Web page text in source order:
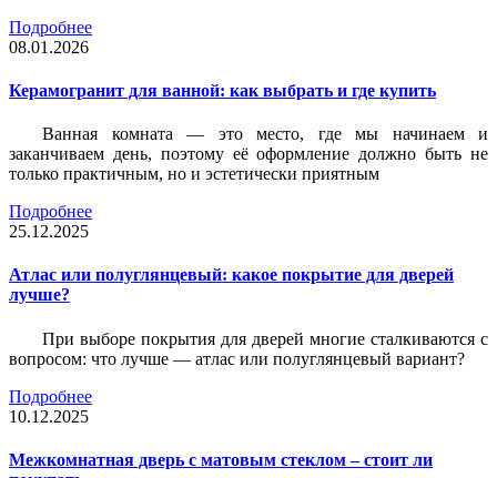
Подробнее
08.01.2026
Керамогранит для ванной: как выбрать и где купить
Ванная комната — это место, где мы начинаем и
заканчиваем день, поэтому её оформление должно быть не
только практичным, но и эстетически приятным
Подробнее
25.12.2025
Атлас или полуглянцевый: какое покрытие для дверей
лучше?
При выборе покрытия для дверей многие сталкиваются с
вопросом: что лучше — атлас или полуглянцевый вариант?
Подробнее
10.12.2025
Межкомнатная дверь с матовым стеклом – стоит ли